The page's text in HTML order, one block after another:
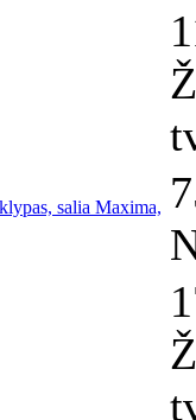
salia Maxima,